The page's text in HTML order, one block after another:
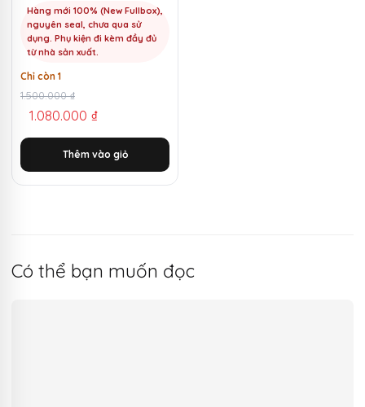
Hàng mới 100% (New Fullbox),
nguyên seal, chưa qua sử
dụng. Phụ kiện đi kèm đầy đủ
từ nhà sản xuất.
Chỉ còn 1
1.500.000₫
Giá
gốc
là:
1.500.000 ₫.
1.080.000 ₫
Giá
hiện
tại
là:
1.080.000 ₫.
Thêm vào giỏ
Có thể bạn muốn đọc